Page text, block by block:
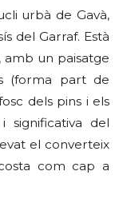
urbà de Gavà,
del Garraf. Està
un paisatge
(forma part de
dels pins i els
significativa del
el converteix
com cap a